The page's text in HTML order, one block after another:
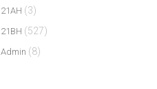
21AH (3)
21BH (527)
Admin (8)